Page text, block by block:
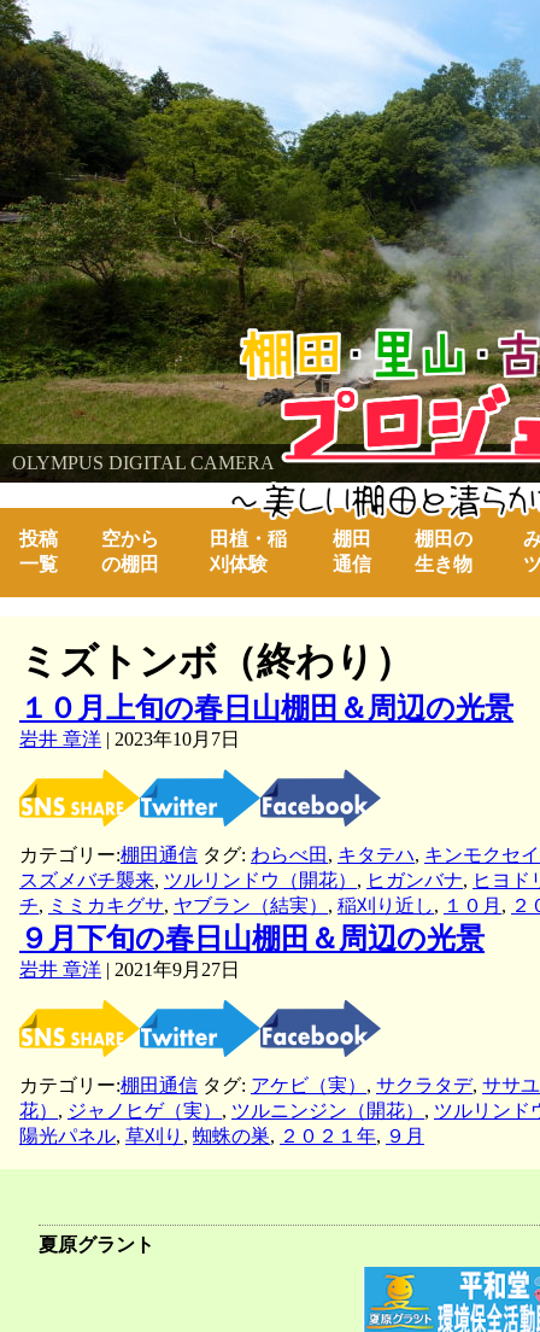
OLYMPUS DIGITAL CAMERA
～美しい棚田の自然と古代米～
棚田・里山・古代米・鮒プロジェクト
投稿
一覧
空から
の棚田
田植・稲
刈体験
棚田
通信
棚田の
生き物
ミズトンボ（終わり）
１０月上旬の春日山棚田＆周辺の光景
岩井 章洋 | 2023年10月7日
カテゴリー:棚田通信 タグ: わらべ田 , キタテハ, キンモクセ
スズメバチ襲来, ツルリンドウ（開花） , ヒガンバナ, ヒヨド
チ, ミミカキグサ, ヤブラン（結実） , 稲刈り近し, １０月 , ２
９月下旬の春日山棚田＆周辺の光景
岩井 章洋 | 2021年9月27日
カテゴリー:棚田通信 タグ: アケビ（実） , サクラタデ, ササ
花） , ジャノヒゲ（実） , ツルニンジン（開花） , ツルリンド
陽光パネル, 草刈り , 蜘蛛の巣, ２０２１年, ９月
夏原グラント